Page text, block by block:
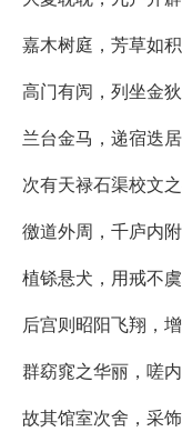
嘉木树庭，芳草如积
高门有闶，列坐金
兰台金马，递宿迭居
次有天禄石渠校文
徼道外周，千庐内
植铩悬犬，用戒不虞
后宫则昭阳飞翔，
群窈窕之华丽，嗟内
故其馆室次舍，采饰